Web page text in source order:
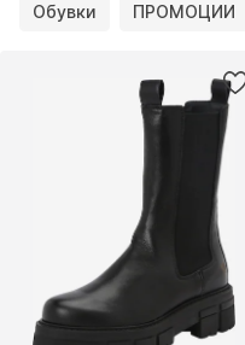
Обувки ПРОМОЦИИ